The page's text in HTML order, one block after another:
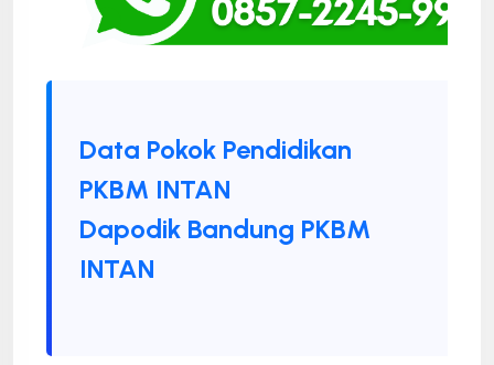
Data Pokok Pendidikan
PKBM INTAN
Dapodik Bandung PKBM
INTAN